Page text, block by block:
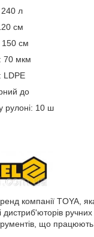
240 л
см
150 см
70 мкм
LDPE
до
у рулоні: 10 ш
компанії TOYA,
дистриб'юторів ручних
що